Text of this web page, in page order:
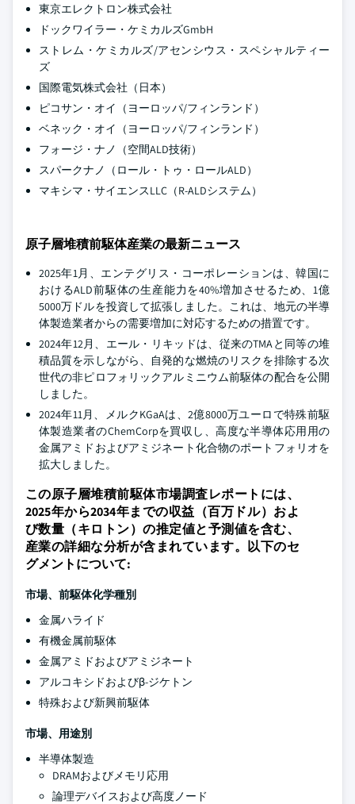
東京エレクトロン株式会社
ドックワイラー・ケミカルズGmbH
ストレム・ケミカルズ/アセンシウス・スペシャルティー
ズ
国際電気株式会社（日本）
ピコサン・オイ（ヨーロッパ/フィンランド）
ベネック・オイ（ヨーロッパ/フィンランド）
フォージ・ナノ（空間ALD技術）
スパークナノ（ロール・トゥ・ロールALD）
マキシマ・サイエンスLLC（R-ALDシステム）
原子層堆積前駆体産業の最新ニュース
2025年1月、エンテグリス・コーポレーションは、韓国に
おけるALD前駆体の生産能力を40%増加させるため、1億
5000万ドルを投資して拡張しました。これは、地元の半導
体製造業者からの需要増加に対応するための措置です。
2024年12月、エール・リキッドは、従来のTMAと同等の堆
積品質を示しながら、自発的な燃焼のリスクを排除する次
世代の非ピロフォリックアルミニウム前駆体の配合を公開
しました。
2024年11月、メルクKGaAは、2億8000万ユーロで特殊前駆
体製造業者のChemCorpを買収し、高度な半導体応用用の
金属アミドおよびアミジネート化合物のポートフォリオを
拡大しました。
この原子層堆積前駆体市場調査レポートには、
2025年から2034年までの収益（百万ドル）およ
び数量（キロトン）の推定値と予測値を含む、
産業の詳細な分析が含まれています。以下のセ
グメントについて:
市場、前駆体化学種別
金属ハライド
有機金属前駆体
金属アミドおよびアミジネート
アルコキシドおよびβ-ジケトン
特殊および新興前駆体
市場、用途別
半導体製造
DRAMおよびメモリ応用
論理デバイスおよび高度ノード